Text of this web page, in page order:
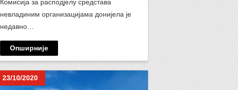
Комисија за расподјелу средстава
невладиним организацијама донијела је
недавно…
Опширније
23/10/2020